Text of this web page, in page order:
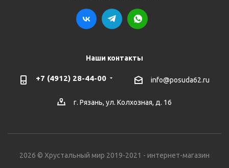
Наши контакты
+7 (4912) 28-44-00 info@posuda62.ru
г. Рязань, ул. Колхозная, д. 16
2026 © Хрустальный мир 2019-2021 - интернет-магазин